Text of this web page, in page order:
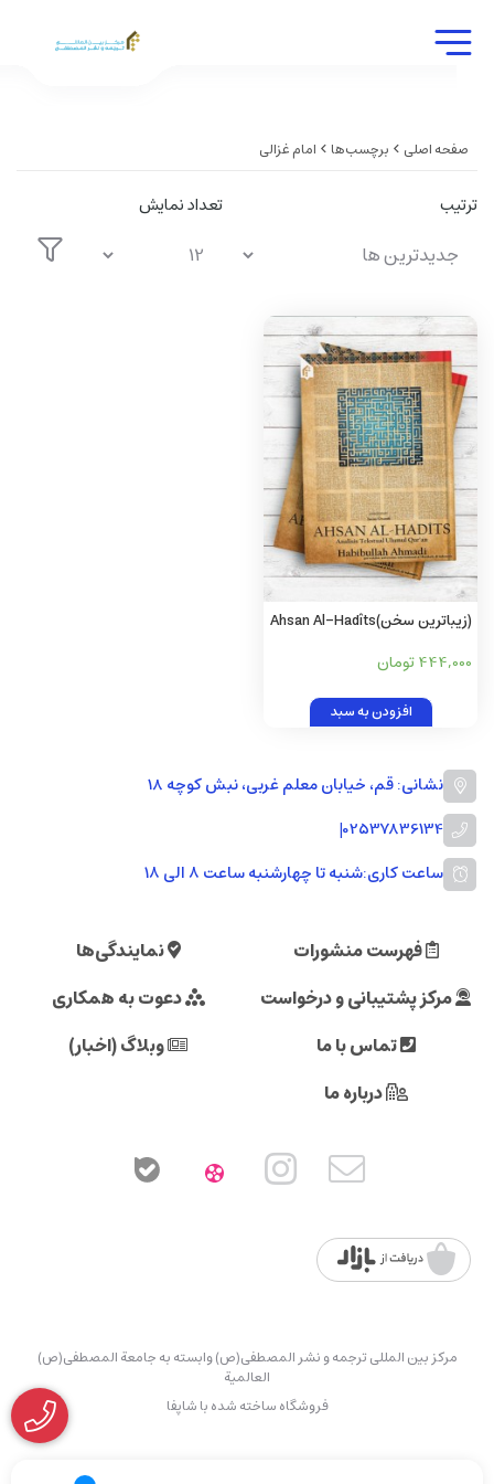
صفحه اصلی برچسب‌ها امام غزالی
ترتیب تعداد نمایش
(زیباترین سخن)Ahsan Al-Hadîts
444,000 تومان
افزودن به سبد
نشانی: قم، خیابان معلم غربی، نبش کوچه 18
02537836134
|
ساعت کاری:شنبه تا چهارشنبه ساعت ۸ الی ۱۸
فهرست منشورات
نمایندگی‌ها
مرکز پشتیبانی و درخواست
دعوت به همکاری
تماس با ما
وبلاگ (اخبار)
درباره ما
مرکز بین المللی ترجمه و نشر المصطفی(ص) وابسته به جامعة المصطفی(ص)
العالمیة
فروشگاه ساخته شده با شاپفا